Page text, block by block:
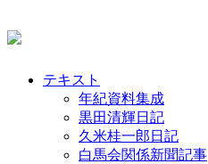
テキスト
年紀資料集成
黒田清輝日記
久米桂一郎日記
白馬会関係新聞記事